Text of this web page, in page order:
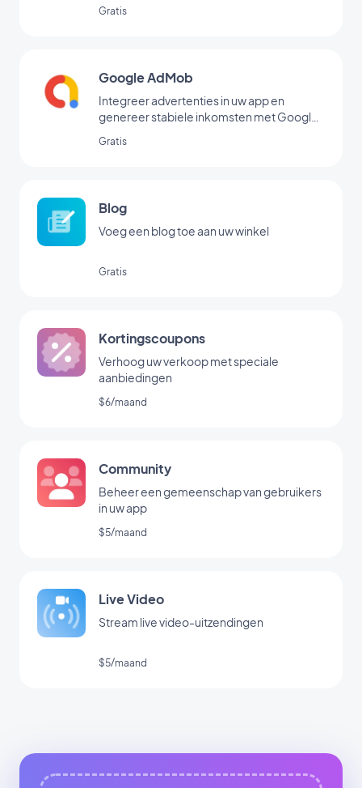
Gratis
Google AdMob
Integreer advertenties in uw app en
genereer stabiele inkomsten met Google
Gratis
Blog
Voeg een blog toe aan uw winkel
Gratis
Kortingscoupons
Verhoog uw verkoop met speciale
aanbiedingen
$6/maand
Community
Beheer een gemeenschap van gebruikers
in uw app
$5/maand
Live Video
Stream live video-uitzendingen
$5/maand